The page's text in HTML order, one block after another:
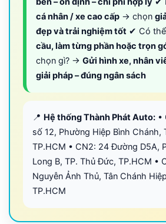
cá nhân / xe cao cấp → chọn
đẹp và trải nghiệm tốt ✔ Có thể
cầu, làm từng phần hoặc trọn
chọn gì? → Gửi hình xe, nhân
giải pháp – đúng ngân sách
📍 Hệ thống Thành Phát Auto: •
số 12, Phường Hiệp Bình Chánh,
TP.HCM • CN2: 24 Đường D5A,
Long B, TP. Thủ Đức, TP.HCM •
Nguyễn Ảnh Thủ, Tân Chánh
TP.HCM